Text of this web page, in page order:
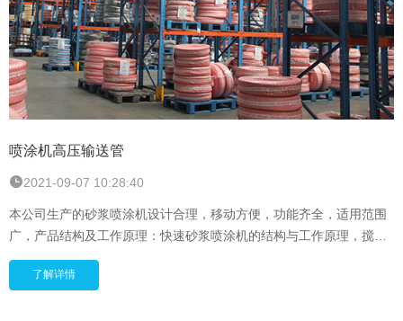
喷涂机高压输送管
2021-09-07 10:28:40
本公司生产的砂浆喷涂机设计合理，移动方便，功能齐全，适用范围
广，产品结构及工作原理：快速砂浆喷涂机的结构与工作原理，搅拌
好的物料由输送搅拌机(或人工搅拌 )送到喷浆机，经振动
了解详情